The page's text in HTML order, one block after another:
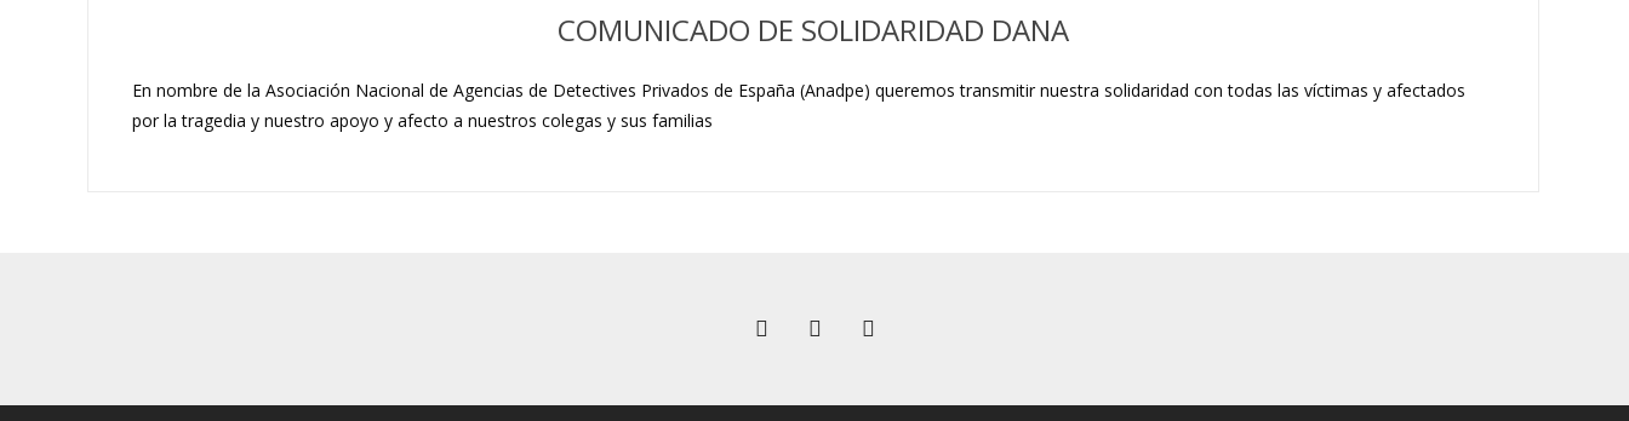
COMUNICADO DE SOLIDARIDAD DANA
En nombre de la Asociación Nacional de Agencias de Detectives Privados de España (Anadpe) queremos transmitir nuestra solidaridad con todas las víctimas y afectados
por la tragedia y nuestro apoyo y afecto a nuestros colegas y sus familias